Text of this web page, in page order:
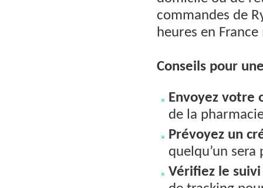
commandes de
heures en
Conseils pour
Envoyez votre
de la
Prévoyez un
quelqu’un
Vérifiez le suivi